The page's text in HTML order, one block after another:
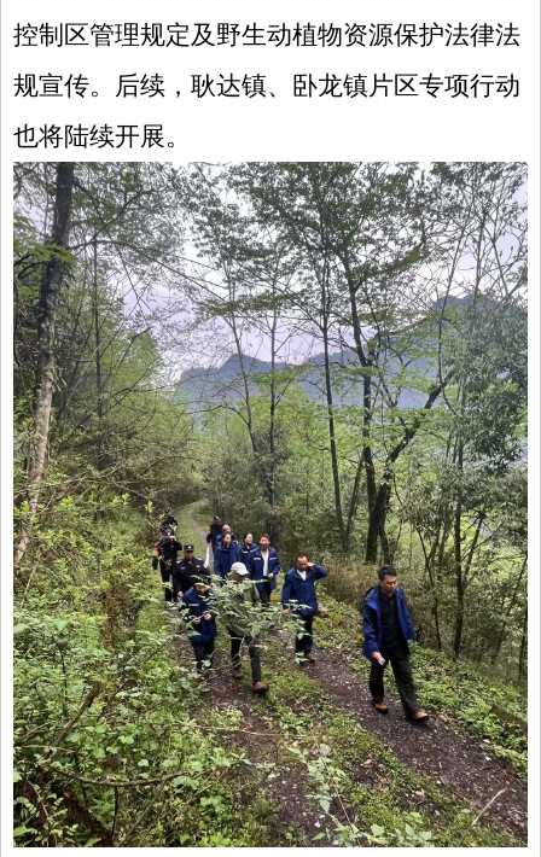
控制区管理规定及野生动植物资源保护法律法
规宣传。后续 ， 耿达镇、卧龙镇片区专项行动
也将陆续开展。